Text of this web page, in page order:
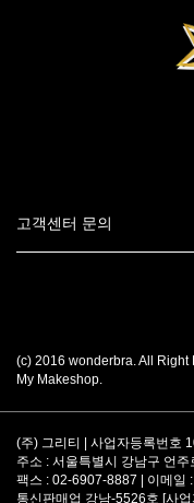
고객센터 문의
(c) 2016 wonderbra. All
My Makeshop.
(주) 그리티 | 사업자등록번호
주소 : 서울특별시 강남구 언
팩스 : 02-6907-8887 | 이메일 :
통신판매업 강남-5526호 [사